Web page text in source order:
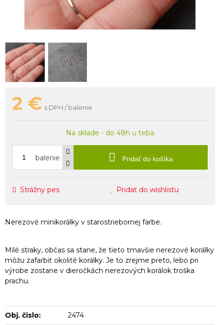
2 € s DPH / balenie
Na sklade - do 48h u teba
balenie Pridať do košíka
Strážny pes Pridať do wishlistu
Nerezové minikorálky v starostriebornej farbe.
Milé straky, občas sa stane, že tieto tmavšie nerezové korálky
môžu zafarbiť okolité korálky. Je to zrejme preto, lebo pri
výrobe zostane v dieročkách nerezových korálok troška
prachu.
Obj. čislo: 2474